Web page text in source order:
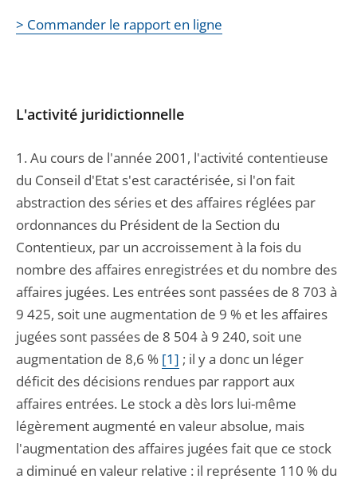
> Commander le rapport en ligne
L'activité juridictionnelle
1. Au cours de l'année 2001, l'activité contentieuse
du Conseil d'Etat s'est caractérisée, si l'on fait
abstraction des séries et des affaires réglées par
ordonnances du Président de la Section du
Contentieux, par un accroissement à la fois du
nombre des affaires enregistrées et du nombre des
affaires jugées. Les entrées sont passées de 8 703 à
9 425, soit une augmentation de 9 % et les affaires
jugées sont passées de 8 504 à 9 240, soit une
augmentation de 8,6 % [1] ; il y a donc un léger
déficit des décisions rendues par rapport aux
affaires entrées. Le stock a dès lors lui-même
légèrement augmenté en valeur absolue, mais
l'augmentation des affaires jugées fait que ce stock
a diminué en valeur relative : il représente 110 % du